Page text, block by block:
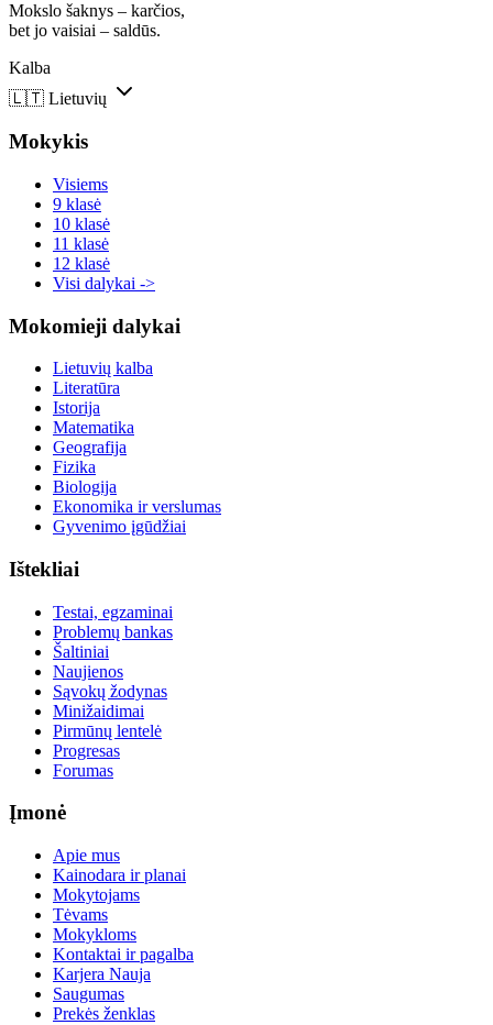
Mokslo šaknys – karčios,
bet jo vaisiai – saldūs.
Kalba
🇱🇹 Lietuvių
Mokykis
Visiems
9 klasė
10 klasė
11 klasė
12 klasė
Visi dalykai ->
Mokomieji dalykai
Lietuvių kalba
Literatūra
Istorija
Matematika
Geografija
Fizika
Biologija
Ekonomika ir verslumas
Gyvenimo įgūdžiai
Ištekliai
Testai, egzaminai
Problemų bankas
Šaltiniai
Naujienos
Sąvokų žodynas
Minižaidimai
Pirmūnų lentelė
Progresas
Forumas
Įmonė
Apie mus
Kainodara ir planai
Mokytojams
Tėvams
Mokykloms
Kontaktai ir pagalba
Karjera Nauja
Saugumas
Prekės ženklas